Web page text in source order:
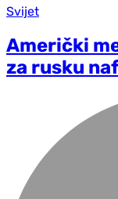
Svijet
Američki
za rusku